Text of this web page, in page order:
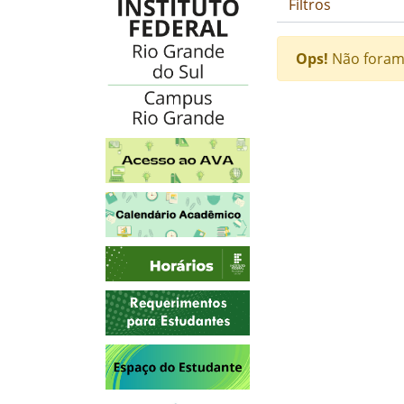
Acesso ao AVA
Calendário Acadêmico
Horários
Requerimentos para Estudantes
Espaço do Estudante
Filtros
Ops! Não